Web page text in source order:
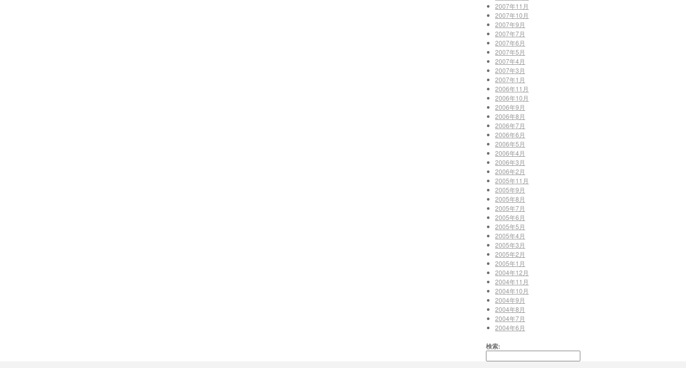
2007年11月
2007年10月
2007年9月
2007年7月
2007年6月
2007年5月
2007年4月
2007年3月
2007年1月
2006年11月
2006年10月
2006年9月
2006年8月
2006年7月
2006年6月
2006年5月
2006年4月
2006年3月
2006年2月
2005年11月
2005年9月
2005年8月
2005年7月
2005年6月
2005年5月
2005年4月
2005年3月
2005年2月
2005年1月
2004年12月
2004年11月
2004年10月
2004年9月
2004年8月
2004年7月
2004年6月
検索: